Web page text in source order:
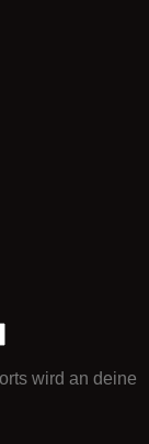
wird an deine